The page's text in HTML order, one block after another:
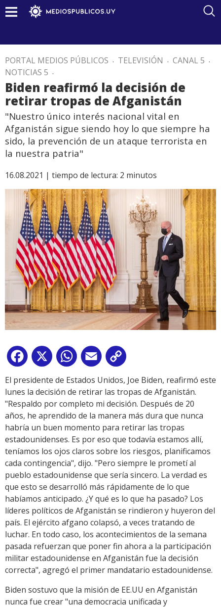
PORTAL MEDIOS PÚBLICOS . TELEVISIÓN . CANAL 5 .
NOTICIAS 5 .
Biden reafirmó la decisión de
retirar tropas de Afganistán
"Nuestro único interés nacional vital en
Afganistán sigue siendo hoy lo que siempre ha
sido, la prevención de un ataque terrorista en
la nuestra patria"
16.08.2021 | tiempo de lectura: 2 minutos
Facebook
X WhatsApp
Email
Link
El presidente de Estados Unidos, Joe Biden, reafirmó este
lunes la decisión de retirar las tropas de Afganistán.
"Respaldo por completo mi decisión. Después de 20
años, he aprendido de la manera más dura que nunca
habría un buen momento para retirar las tropas
estadounidenses. Es por eso que todavía estamos allí,
teníamos los ojos claros sobre los riesgos, planificamos
cada contingencia", dijo. "Pero siempre le prometí al
pueblo estadounidense que sería sincero. La verdad es
que esto se desarrolló más rápidamente de lo que
habíamos anticipado. ¿Y qué es lo que ha pasado? Los
líderes políticos de Afganistán se rindieron y huyeron del
país. El ejército afgano colapsó, a veces tratando de
luchar. En todo caso, los acontecimientos de la semana
pasada refuerzan que poner fin ahora a la participación
militar estadounidense en Afganistán fue la decisión
correcta", agregó el primer mandatario estadounidense.
Biden sostuvo que la misión de EE.UU en Afganistán
nunca fue crear "una democracia unificada y